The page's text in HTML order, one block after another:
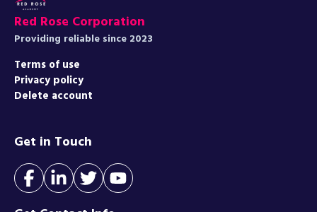
Red Rose Corporation
Providing reliable since 2023
Terms of use
Privacy policy
Delete account
Get in Touch